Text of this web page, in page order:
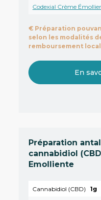
Codexial Crème
€ Préparation
selon les modalités
remboursement
En
Préparation
cannabidiol
Emolliente
Cannabidiol (CBD) 1g